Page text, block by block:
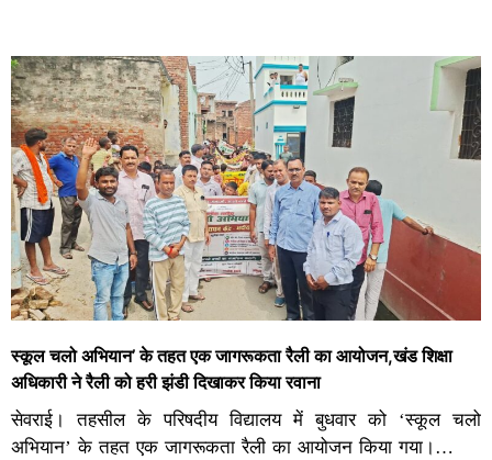
स्कूल चलो अभियान’ के तहत एक जागरूकता रैली का आयोजन,खंड शिक्षा
अधिकारी ने रैली को हरी झंडी दिखाकर किया रवाना
सेवराई। तहसील के परिषदीय विद्यालय में बुधवार को ‘स्कूल चलो
अभियान’ के तहत एक जागरूकता रैली का आयोजन किया गया।…